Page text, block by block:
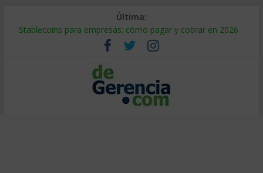
Última:
Stablecoins para empresas: cómo pagar y cobrar en 2026
Despido silencioso: qué es y por qué sale tan caro
IA en selección de personal: cómo auditarla a tiempo
Trabajo forzoso en la cadena de suministro: qué hacer
Mercado hispano de EE. UU.: cómo segmentarlo y venderle